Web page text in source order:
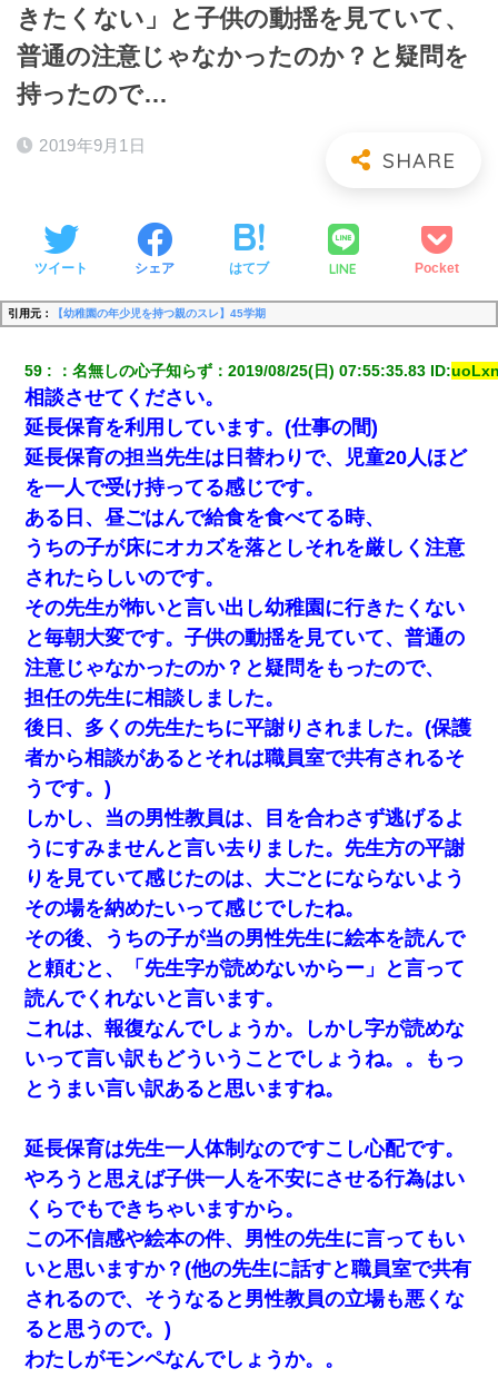
きたくない」と子供の動揺を見ていて、
普通の注意じゃなかったのか？と疑問を
持ったので…
2019年9月1日
ツイート シェア はてブ LINE Pocket
引用元： 【幼稚園の年少児を持つ親のスレ】45学期
59 ：名無しの心子知らず ：2019/08/25(日) 07:55:35.83 ID:
相談させてください。
延長保育を利用しています。(仕事の間)
延長保育の担当先生は日替わりで、児童20人ほど
を一人で受け持ってる感じです。
ある日、昼ごはんで給食を食べてる時、
うちの子が床にオカズを落としそれを厳しく注意
されたらしいのです。
その先生が怖いと言い出し幼稚園に行きたくない
と毎朝大変です。子供の動揺を見ていて、普通の
注意じゃなかったのか？と疑問をもったので、
担任の先生に相談しました。
後日、多くの先生たちに平謝りされました。(保護
者から相談があるとそれは職員室で共有されるそ
うです。)
しかし、当の男性教員は、目を合わさず逃げるよ
うにすみませんと言い去りました。先生方の平謝
りを見ていて感じたのは、大ごとにならないよう
その場を納めたいって感じでしたね。
その後、うちの子が当の男性先生に絵本を読んで
と頼むと、「先生字が読めないからー」と言って
読んでくれないと言います。
これは、報復なんでしょうか。しかし字が読めな
いって言い訳もどういうことでしょうね。。もっ
とうまい言い訳あると思いますね。
延長保育は先生一人体制なのですこし心配です。
やろうと思えば子供一人を不安にさせる行為はい
くらでもできちゃいますから。
この不信感や絵本の件、男性の先生に言ってもい
いと思いますか？(他の先生に話すと職員室で共有
されるので、そうなると男性教員の立場も悪くな
ると思うので。)
わたしがモンペなんでしょうか。。